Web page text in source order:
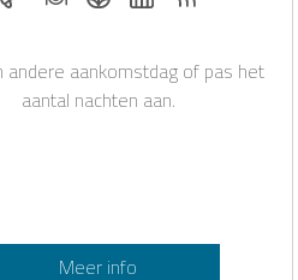
andere aankomstdag of pas het
aantal nachten aan.
Meer info